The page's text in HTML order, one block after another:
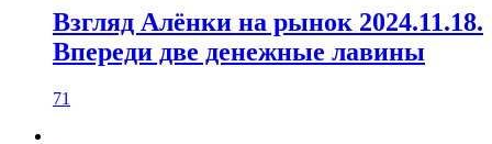
Взгляд Алёнки на рынок 2024.11.18.
Впереди две денежные лавины
71